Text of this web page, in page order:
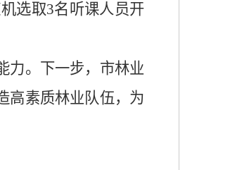
选取3名听课人员开
力。下一步，市林业
高素质林业队伍，为